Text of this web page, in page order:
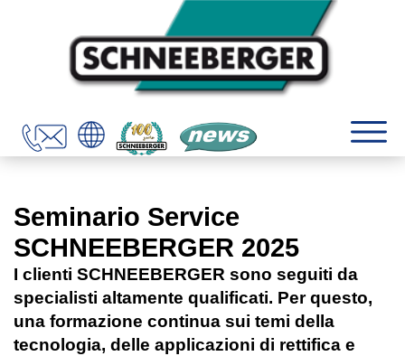
Seminario Service
SCHNEEBERGER 2025
I clienti SCHNEEBERGER sono seguiti da
specialisti altamente qualificati. Per questo,
una formazione continua sui temi della
tecnologia, delle applicazioni di rettifica e